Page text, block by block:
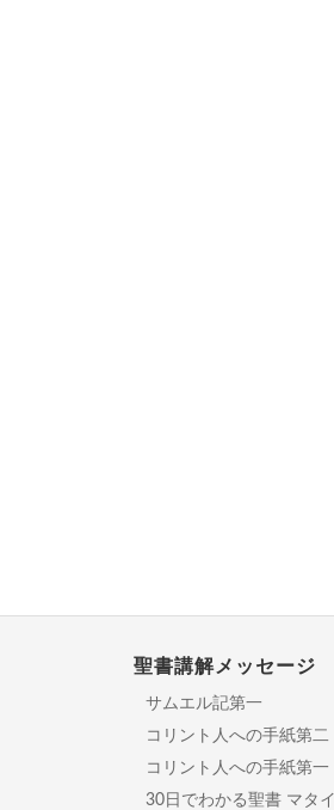
聖書講解メッセージ
サムエル記第一
コリント人への手紙第二
コリント人への手紙第一
30日でわかる聖書 マタ